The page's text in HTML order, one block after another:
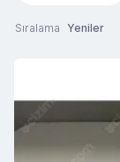
Sıralama Yeniler